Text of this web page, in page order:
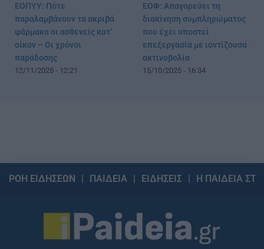
ΕΟΠΥΥ: Πότε
παραλαμβάνουν τα ακριβά
φάρμακα οι ασθενείς κατ’
οίκον – Οι χρόνοι
παράδοσης
12/11/2025 - 12:21
ΕΟΦ: Απαγορεύει τη
διακίνηση συμπληρώματος
που έχει υποστεί
επεξεργασία με ιοντίζουσα
ακτινοβολία
15/10/2025 - 16:34
ΡΟΗ ΕΙΔΗΣΕΩΝ ΠΑΙΔΕΙΑ ΕΙΔΗΣΕΙΣ Η ΠΑΙΔΕΙΑ